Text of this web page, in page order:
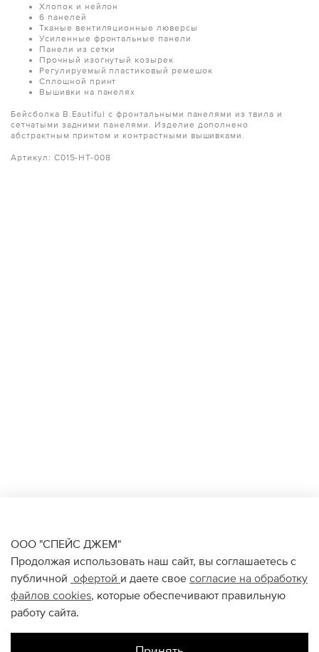
Хлопок и нейлон
6 панелей
Тканые вентиляционные люверсы
Усиленные фронтальные панели
Панели из сетки
Прочный изогнутый козырек
Регулируемый пластиковый ремешок
Сплошной принт
Вышивки на панелях
Бейсболка B.Eautiful с фронтальными панелями из твила и
сетчатыми задними панелями. Изделие дополнено
абстрактным принтом и контрастными вышивками.
Артикул: C015-HT-008
ООО "СПЕЙС ДЖЕМ"
Продолжая использовать наш сайт, вы соглашаетесь с
публичной офертой и даете свое согласие на обработку
файлов cookies, которые обеспечивают правильную
работу сайта.